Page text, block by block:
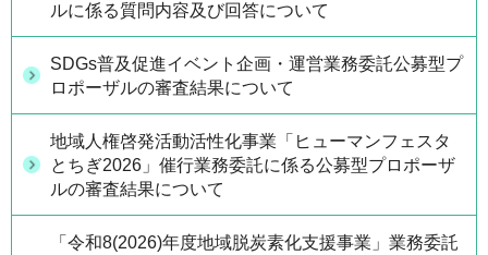
ルに係る質問内容及び回答について
SDGs普及促進イベント企画・運営業務委託公募型プ
ロポーザルの審査結果について
地域人権啓発活動活性化事業「ヒューマンフェスタ
とちぎ2026」催行業務委託に係る公募型プロポーザ
ルの審査結果について
「令和8(2026)年度地域脱炭素化支援事業」業務委託